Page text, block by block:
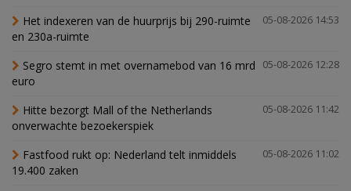
05-08-2026 14:53
Het indexeren van de huurprijs bij 290-ruimte
en 230a-ruimte
05-08-2026 12:28
Segro stemt in met overnamebod van 16 mrd
euro
05-08-2026 11:42
Hitte bezorgt Mall of the Netherlands
onverwachte bezoekerspiek
05-08-2026 11:02
Fastfood rukt op: Nederland telt inmiddels
19.400 zaken